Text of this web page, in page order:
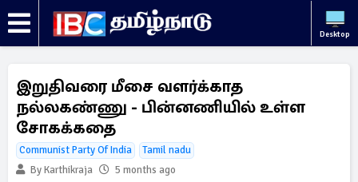
Desktop
இறுதிவரை மீசை வளர்க்காத
நல்லகண்ணு - பின்னணியில் உள்ள
சோகக்கதை
Communist Party Of India
Tamil nadu
By Karthikraja
5 months ago